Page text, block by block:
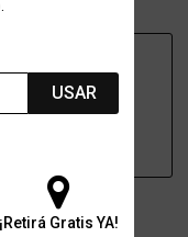
USAR
¡Retirá Gratis YA!